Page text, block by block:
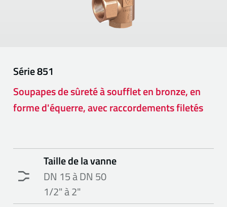
Série851
Soupapes de sûreté à soufflet en bronze, en
forme d'équerre, avec raccordements filetés
Taille de la vanne
DN 15 à DN 50
1/2" à 2"